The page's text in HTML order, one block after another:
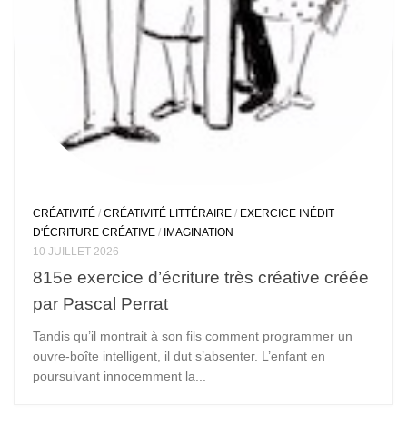
CRÉATIVITÉ /CRÉATIVITÉ LITTÉRAIRE / EXERCICE INÉDIT
D'ÉCRITURE CRÉATIVE / IMAGINATION
10 JUILLET 2026
815e exercice d’écriture très créative créée
par Pascal Perrat
Tandis qu’il montrait à son fils comment programmer un
ouvre-boîte intelligent, il dut s’absenter. L’enfant en
poursuivant innocemment la...